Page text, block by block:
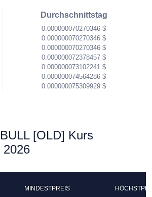
Durchschnittstag
0.000000070270346 $
0.000000070270346 $
0.000000070270346 $
0.000000072378457 $
0.000000073102241 $
0.000000074564286 $
0.000000075309929 $
[OLD] Kurs
2026
MINDESTPREIS